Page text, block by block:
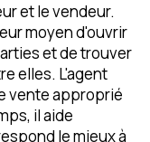
et le vendeur.
moyen d'ouvrir
et de trouver
elles. L'agent
vente approprié
il aide
le mieux à